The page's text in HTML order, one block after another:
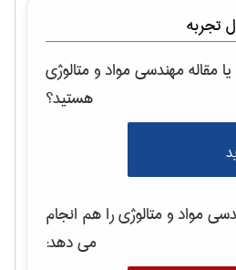
تجربه
مقالهمهندسی مواد و متالوژی
هستید؟
مواد و متالوژیرا هم انجام
می دهد: